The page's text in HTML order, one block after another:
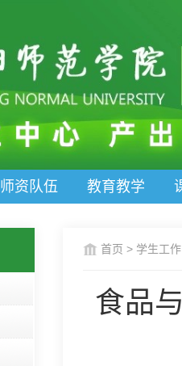
师资队伍 教育教学
首页 > 学生工作
食品